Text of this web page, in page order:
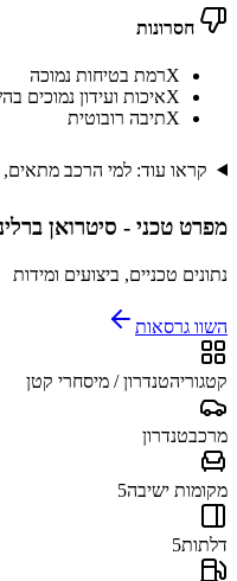
חסרונות
Xרמת בטיחות נמוכה
Xאיכות ועידון נמוכים
Xתיבה רובוטית
קראו עוד: למי הרכב מתאים,
מפרט טכני - סיטרואן
נתונים טכניים, ביצועים ומידות
השוו גרסאות
קטגוריהטנדרון / מיסחרי קטן
מרכבטנדרון
מקומות ישיבה5
דלתות5